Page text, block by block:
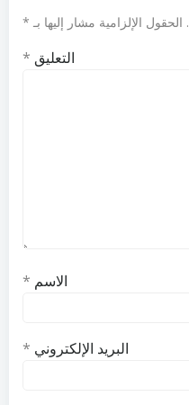
الحقول الإلزامية مشار إليها بـ *
التعليق *
الاسم *
البريد الإلكتروني *